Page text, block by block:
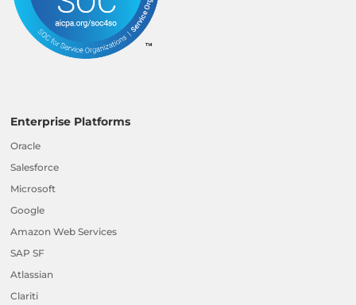
Enterprise Platforms
Oracle
Salesforce
Microsoft
Google
Amazon Web Services
SAP SF
Atlassian
Clariti